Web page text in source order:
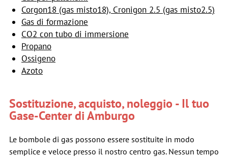
Corgon18 (gas misto18), Cronigon 2.5 (gas misto2.5)
Gas di formazione
CO2 con tubo di immersione
Propano
Ossigeno
Azoto
Sostituzione, acquisto, noleggio - Il tuo
Gase-Center di Amburgo
Le bombole di gas possono essere sostituite in modo
semplice e veloce presso il nostro centro gas. Nessun tempo